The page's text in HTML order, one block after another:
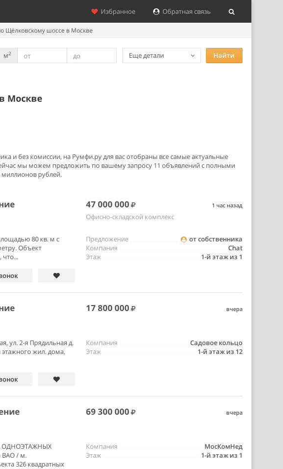
Избранное Обратная связь
Щёлковскому шоссе в Москве
м2 Еще детали Найти
Москве
и без комиссии, на Румфи.ру для вас отобраны все самые актуальные
мы можем предложить по вашему запросу 11 объявлений с полными
рублей.
47 000 000 1 час назад
Офисно-складской комплекс
80 кв. м с
Объект
что...
от собственника
Предложение
Chat
Компания
1-й этаж из 1
Этаж
17 800 000 вчера
ул. 2-я Прядильная д.
этажного жил. дома,
Садовое кольцо
Компания
1-й этаж из 12
Этаж
69 300 000 вчера
ОДНОЭТАЖНЫХ
ВАО / м.
326 квадратных
МосКомНед
Компания
1-й этаж из 1
Этаж